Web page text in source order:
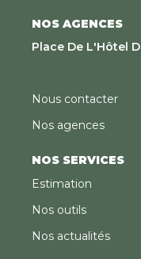
NOS AGENCES
Place De L'Hôtel
Nous contacter
Nos agences
NOS SERVICES
Estimation
Nos outils
Nos actualités